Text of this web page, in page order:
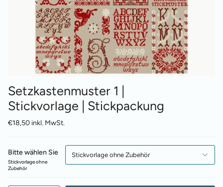
Setzkastenmuster 1 |
Stickvorlage | Stickpackung
€18,50 inkl. MwSt.
Bitte wählen Sie
Stickvorlage ohne
Zubehör
Stickvorlage ohne Zubehör